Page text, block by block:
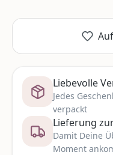
Liebevolle
Jedes
verpackt
Lieferung
Damit Deine
Moment